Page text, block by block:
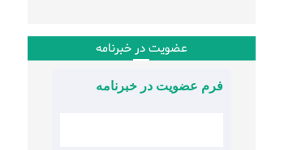
عضویت در خبرنامه
فرم عضویت در خبرنامه